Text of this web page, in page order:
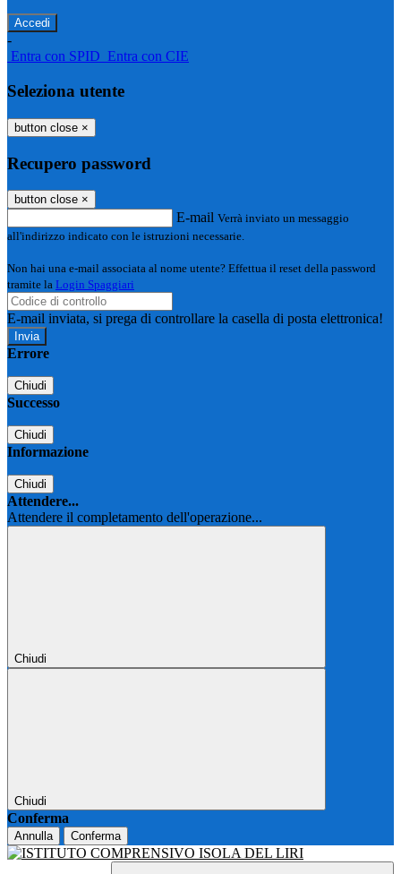
-
Entra con SPID Entra con CIE
Seleziona utente
button close ×
Recupero password
button close ×
E-mail Verrà inviato un messaggio
all'indirizzo indicato con le istruzioni necessarie.
Non hai una e-mail associata al nome utente? Effettua il reset della password
tramite la Login Spaggiari
E-mail inviata, si prega di controllare la casella di posta elettronica!
Errore
Chiudi
Successo
Chiudi
Informazione
Chiudi
Attendere...
Attendere il completamento dell'operazione...
Chiudi
Chiudi
Conferma
Annulla Conferma